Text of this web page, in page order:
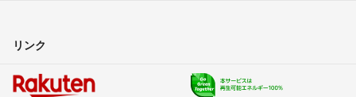
リンク